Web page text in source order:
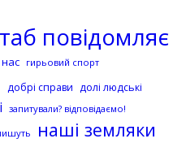
повідомляє
гирьовий спорт
добрі справи долі людські
запитували? відповідаємо!
наші земляки